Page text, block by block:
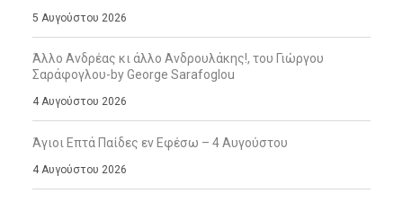
5 Αυγούστου 2026
Άλλο Ανδρέας κι άλλο Ανδρουλάκης!, του Γιώργου
Σαράφογλου-by George Sarafoglou
4 Αυγούστου 2026
Άγιοι Επτά Παίδες εν Εφέσω – 4 Αυγούστου
4 Αυγούστου 2026